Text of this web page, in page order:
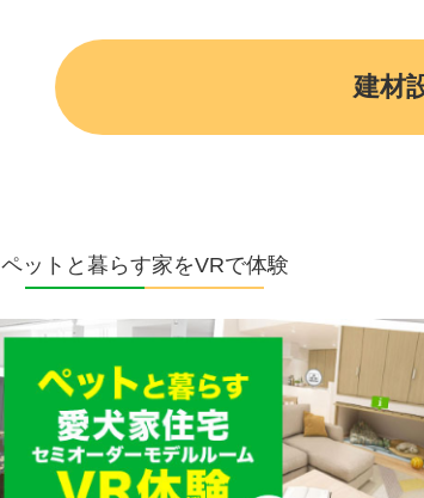
建材
ペットと暮らす家をVRで体験